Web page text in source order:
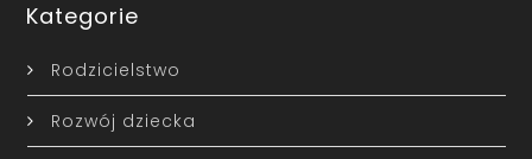
Kategorie
Rodzicielstwo
Rozwój dziecka